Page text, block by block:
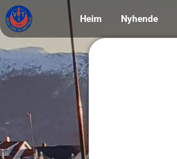
Heim Nyhende